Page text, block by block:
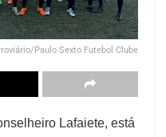
Paulo Sexto Futebol Clube
Lafaiete, está